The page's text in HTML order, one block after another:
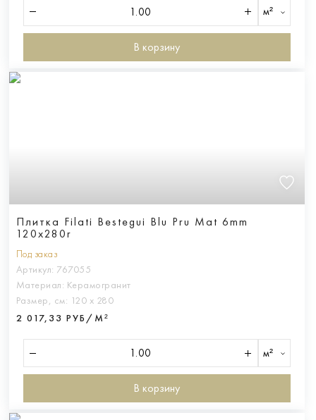
м²
В корзину
Плитка Filati Bestegui Blu Pru Mat 6mm
120x280r
Под заказ
Артикул: 767055
Материал: Керамогранит
Размер, см: 120 х 280
2 017,33 РУБ/М²
м²
В корзину